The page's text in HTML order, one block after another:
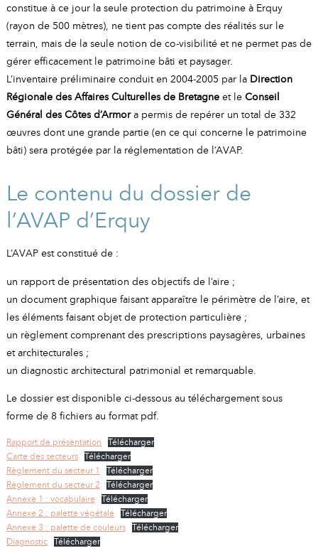
constitue à ce jour la seule protection du patrimoine à Erquy
(rayon de 500 mètres), ne tient pas compte des réalités sur le
terrain, mais de la seule notion de co-visibilité et ne permet pas de
gérer efficacement le patrimoine bâti et paysager.
L’inventaire préliminaire conduit en 2004-2005 par la Direction
Régionale des Affaires Culturelles de Bretagneet le Conseil
Général des Côtes d’Armora permis de repérer un total de 332
œuvres dont une grande partie (en ce qui concerne le patrimoine
bâti) sera protégée par la réglementation de l’AVAP.
Le contenu du dossier de
l’AVAP d’Erquy
L’AVAP est constitué de :
un rapport de présentation des objectifs de l’aire ;
un document graphique faisant apparaître le périmètre de l’aire, et
les éléments faisant objet de protection particulière ;
un règlement comprenant des prescriptions paysagères, urbaines
et architecturales ;
un diagnostic architectural patrimonial et remarquable.
Le dossier est disponible ci-dessous au téléchargement sous
forme de 8 fichiers au format pdf.
Rapport de présentation
Télécharger
Carte des secteurs
Télécharger
Règlement du secteur 1
Télécharger
Règlement du secteur 2
Télécharger
Annexe 1 : vocabulaire
Télécharger
Annexe 2 : palette végétale
Télécharger
Annexe 3 : palette de couleurs
Télécharger
Diagnostic
Télécharger